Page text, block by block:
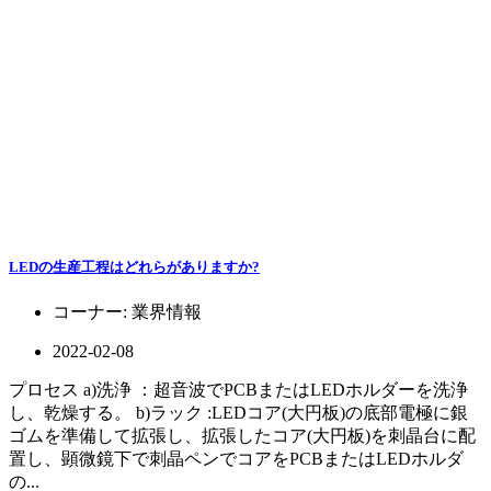
LEDの生産工程はどれらがありますか?
コーナー: 業界情報
2022-02-08
プロセス a)洗浄 ：超音波でPCBまたはLEDホルダーを洗浄
し、乾燥する。 b)ラック :LEDコア(大円板)の底部電極に銀
ゴムを準備して拡張し、拡張したコア(大円板)を刺晶台に配
置し、顕微鏡下で刺晶ペンでコアをPCBまたはLEDホルダ
の...